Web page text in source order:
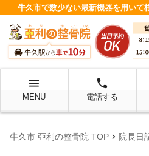
牛久市で数少ない最新機器を用いて
menu
MENU
local_phone
電話する
牛久市 亞利の整骨院 TOP chevron_right 院長日